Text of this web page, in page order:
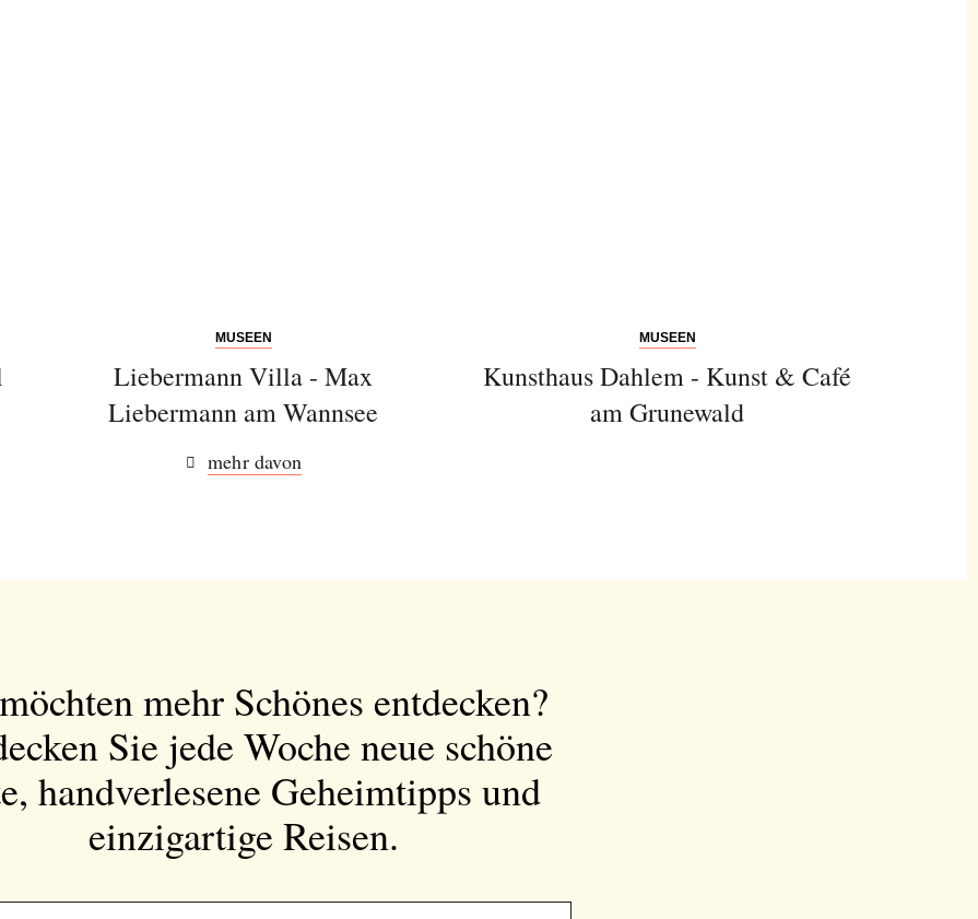
MUSEEN
Liebermann Villa - Max
Liebermann am Wannsee
MUSEEN
Kunsthaus Dahlem - Kunst & Café
am Grunewald
mehr davon
mehr Schönes entdecken?
Sie jede Woche neue schöne
handverlesene Geheimtipps und
einzigartige Reisen.